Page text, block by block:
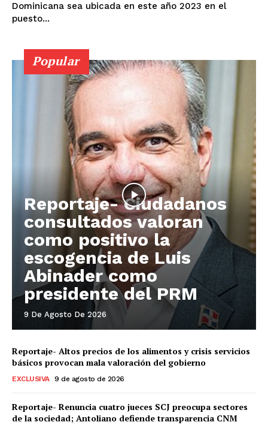
Dominicana sea ubicada en este año 2023 en el
puesto...
Popular
Reportaje- Ciudadanos
consultados valoran
como positivo la
escogencia de Luis
Abinader como
presidente del PRM
9 De Agosto De 2026
Reportaje- Altos precios de los alimentos y crisis servicios
básicos provocan mala valoración del gobierno
EXCLUSIVA 9 de agosto de 2026
Reportaje- Renuncia cuatro jueces SCJ preocupa sectores
de la sociedad; Antoliano defiende transparencia CNM